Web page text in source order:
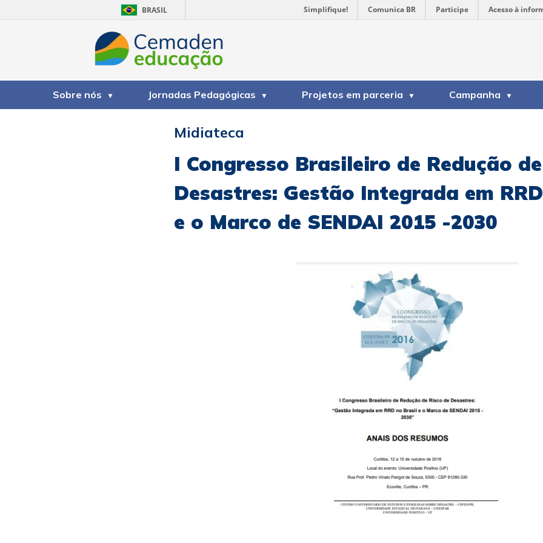
BRASIL Simplifique! Comunica BR Participe Acesso à
Sobre nós Jornadas Pedagógicas Projetos em parceria Campanha
Midiateca
I Congresso Brasileiro de Redução
Desastres: Gestão Integrada em
e o Marco de SENDAI 2015 -2030